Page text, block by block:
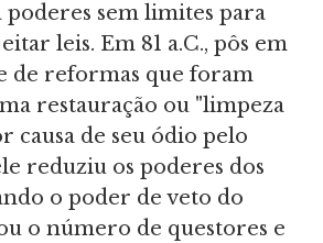
sem limites para
leis. Em 81 a.C., pôs em
de reformas que foram
restauração ou "limpeza
causa de seu ódio pelo
reduziu os poderes dos
o poder de veto do
o número de questores e